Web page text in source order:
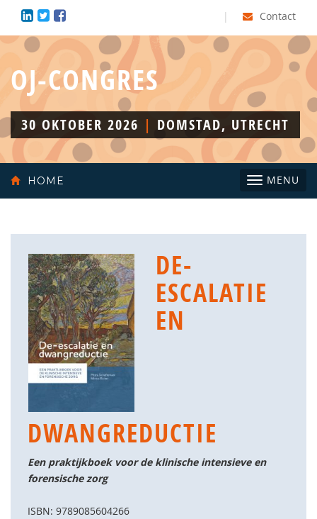
Contact
|
OJ-CONGRES
30 OKTOBER 2026 | DOMSTAD, UTRECHT
MENU
Toggle
HOME
DE-
ESCALATIE
EN
DWANGREDUCTIE
Een praktijkboek voor de klinische intensieve en
forensische zorg
ISBN: 9789085604266